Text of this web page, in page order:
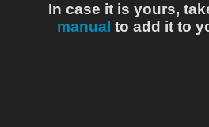
In case it is yours,
manual to add it to